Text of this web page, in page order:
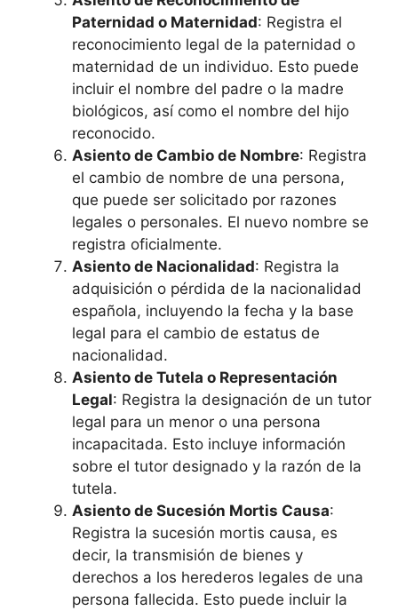
Paternidad o Maternidad: Registra el
reconocimiento legal de la paternidad o
maternidad de un individuo. Esto puede
incluir el nombre del padre o la madre
biológicos, así como el nombre del hijo
reconocido.
Asiento de Cambio de Nombre: Registra
el cambio de nombre de una persona,
que puede ser solicitado por razones
legales o personales. El nuevo nombre se
registra oficialmente.
Asiento de Nacionalidad: Registra la
adquisición o pérdida de la nacionalidad
española, incluyendo la fecha y la base
legal para el cambio de estatus de
nacionalidad.
Asiento de Tutela o Representación
Legal: Registra la designación de un tutor
legal para un menor o una persona
incapacitada. Esto incluye información
sobre el tutor designado y la razón de la
tutela.
Asiento de Sucesión Mortis Causa:
Registra la sucesión mortis causa, es
decir, la transmisión de bienes y
derechos a los herederos legales de una
persona fallecida. Esto puede incluir la